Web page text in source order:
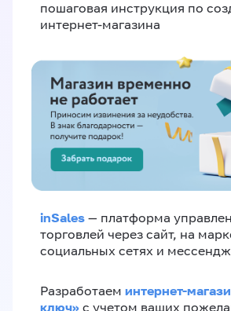
пошаговая инструкция по
интернет-магазина
inSales — платформа
торговлей через сайт, на
социальных сетях и
Разработаем интернет-
ключ»‎ с учетом ваших